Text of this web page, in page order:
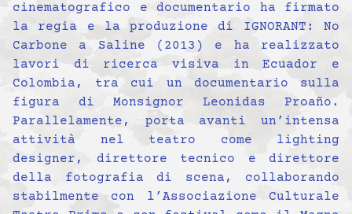
cinematografico e documentario ha firmato
la regia e la produzione di IGNORANT: No
Carbone a Saline (2013) e ha realizzato
lavori di ricerca visiva in Ecuador e
Colombia, tra cui un documentario sulla
figura di Monsignor Leonidas Proaño.
Parallelamente, porta avanti un’intensa
attività nel teatro come lighting
designer, direttore tecnico e direttore
della fotografia di scena, collaborando
stabilmente con l’Associazione Culturale